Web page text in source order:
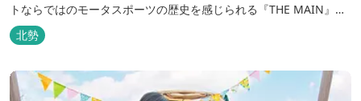
トならではのモータスポーツの歴史を感じられる『THE MAIN』を
はじめ、ファミリーにおすすめのキッズ・ベビーにやさしいこだわ
りの詰まった「サーキット キッズルーム」「コチラファミリールー
ム」など様々なコンセプトルームをご用意しています。 また、お子
さま連れでも安心し...
北勢